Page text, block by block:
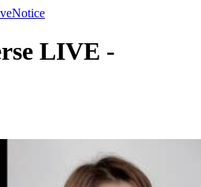
Notice
LIVE -